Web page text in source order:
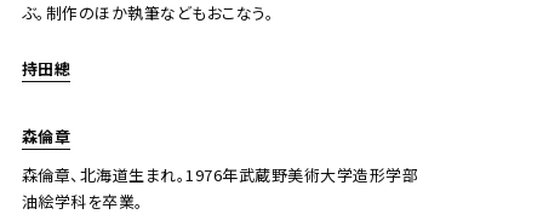
ぶ。制作のほか執筆などもおこなう。
持田總
森倫章
森倫章、北海道生まれ。1976年武蔵野美術大学造形学部
油絵学科を卒業。